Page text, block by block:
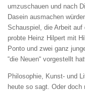
umzuschauen und nach
Dasein ausmachen
Schauspiel, die Arbeit auf
probte Heinz Hilpert mit
Ponto und zwei ganz
“die Neuen“ vorgestellt
Philosophie, Kunst- und
heute so sagt. Oder